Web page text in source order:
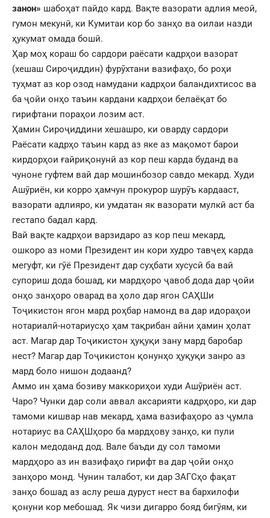
занон» шабоҳат пайдо кард. Вақте вазорати адлия меоӣ,
гумон мекунӣ, ки Кумитаи кор бо занҳо ва оилаи назди
ҳукумат омада бошӣ.
Ҳар моҳ кораш бо сардори раёсати кадрҳои вазорат
(хешаш Сироҷиддин) фурӯхтани вазифаҳо, бо роҳи
туҳмат аз кор озод намудани кадрҳои баландихтисос ва
ба ҷойи онҳо таъин кардани кадрҳои белаёқат бо
гирифтани пораҳои лозим аст.
Ҳамин Сироҷиддини хешашро, ки оварду сардори
Раёсати кадрҳо таъин кард аз яке аз мақомот барои
кирдорҳои ғайриқонунӣ аз кор пеш карда буданд ва
чуноне гуфтем вай дар мошинбозор савдо мекард. Худи
Ашӯриён, ки корро ҳамчун прокурор шурӯъ кардааст,
вазорати адлияро, ки умдатан як вазорати мулкӣ аст ба
гестапо бадал кард.
Вай вақте кадрҳои варзидаро аз кор пеш мекард,
ошкоро аз номи Президент ин кори худро тавҷеҳ карда
мегуфт, ки гӯё Президент дар суҳбати хусусӣ ба вай
супориш дода бошад, ки мардҳоро ҷавоб дода дар ҷойи
онҳо занҳоро оварад ва ҳоло дар ягон САҲШи
Тоҷикистон ягон мард роҳбар намонд ва дар идораҳои
нотариалӣ-нотариусҳо ҳам тақрибан айни ҳамин ҳолат
аст. Магар дар Тоҷикистон ҳуқуқи зану мард баробар
нест? Магар дар Тоҷикистон қонунҳо ҳуқуқи занро аз
мард боло нишон додаанд?
Аммо ин ҳама бозиву маккориҳои худи Ашӯриён аст.
Чаро? Чунки дар соли аввал аксарияти кадрҳоро, ки дар
тамоми кишвар нав мекард, ҳама вазифаҳоро аз ҷумла
нотариус ва САҲШҳоро ба мардҳову занҳо, ки пули
калон медоданд дод. Вале баъди ду сол тамоми
мардҳоро аз ин вазифаҳо гирифт ва дар ҷойи онҳо
занҳоро монд. Чунин талабот, ки дар ЗАГСҳо фақат
занҳо бошад аз аслу реша дуруст нест ва бархилофи
қонуни кор мебошад. Як чизи дигарро бояд бигӯям, ки